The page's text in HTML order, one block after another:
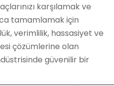
karşılamak ve
tamamlamak için
verimlilik, hassasiyet ve
çözümlerine olan
güvenilir bir